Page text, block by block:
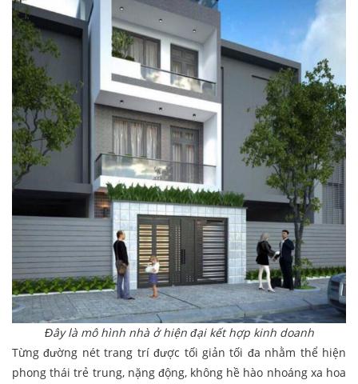
Đây là mô hình nhà ở hiện đại kết hợp kinh doanh
Từng đường nét trang trí được tối giản tối đa nhằm thể hiện
phong thái trẻ trung, nặng động, không hề hào nhoáng xa hoa